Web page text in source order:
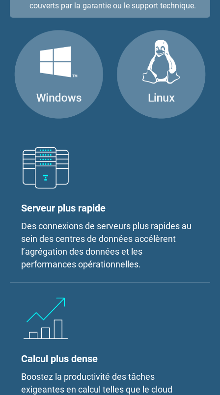
couverts par la garantie ou le support technique.
Serveur plus rapide
Des connexions de serveurs plus rapides au
sein des centres de données accélèrent
l’agrégation des données et les
performances opérationnelles.
Calcul plus dense
Boostez la productivité des tâches
exigeantes en calcul telles que le cloud